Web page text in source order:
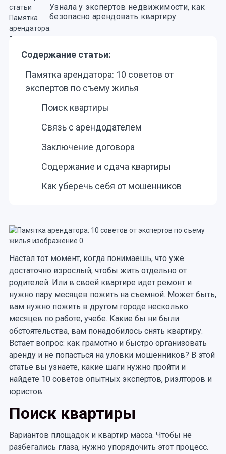
Узнала у экспертов недвижимости, как
безопасно арендовать квартиру
Содержание статьи:
Памятка арендатора: 10 советов от
экспертов по съему жилья
Поиск квартиры
Связь с арендодателем
Заключение договора
Содержание и сдача квартиры
Как уберечь себя от мошенников
Настал тот момент, когда понимаешь, что уже
достаточно взрослый, чтобы жить отдельно от
родителей. Или в своей квартире идет ремонт и
нужно пару месяцев пожить на съемной. Может быть,
вам нужно пожить в другом городе несколько
месяцев по работе, учебе. Какие бы ни были
обстоятельства, вам понадобилось снять квартиру.
Встает вопрос: как грамотно и быстро организовать
аренду и не попасться на уловки мошенников? В этой
статье вы узнаете, какие шаги нужно пройти и
найдете 10 советов опытных экспертов, риэлторов и
юристов.
Поиск квартиры
Вариантов площадок и квартир масса. Чтобы не
разбегались глаза, нужно упорядочить этот процесс.